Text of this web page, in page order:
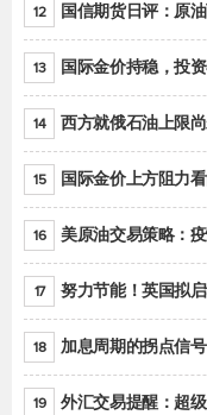
12 国信期货日评：原油下挫
13 国际金价持稳，投资
14 西方就俄石油上限尚未达
15 国际金价上方阻力
16 美原油交易策略：疫情担
17 努力节能！英国拟启动10亿
18 加息周期的拐点信号？10年期美
19 外汇交易提醒：超级周来袭